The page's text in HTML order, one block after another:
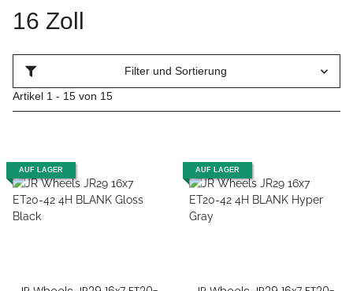
16 Zoll
Filter und Sortierung
Artikel 1 - 15 von 15
AUF LAGER AUF LAGER